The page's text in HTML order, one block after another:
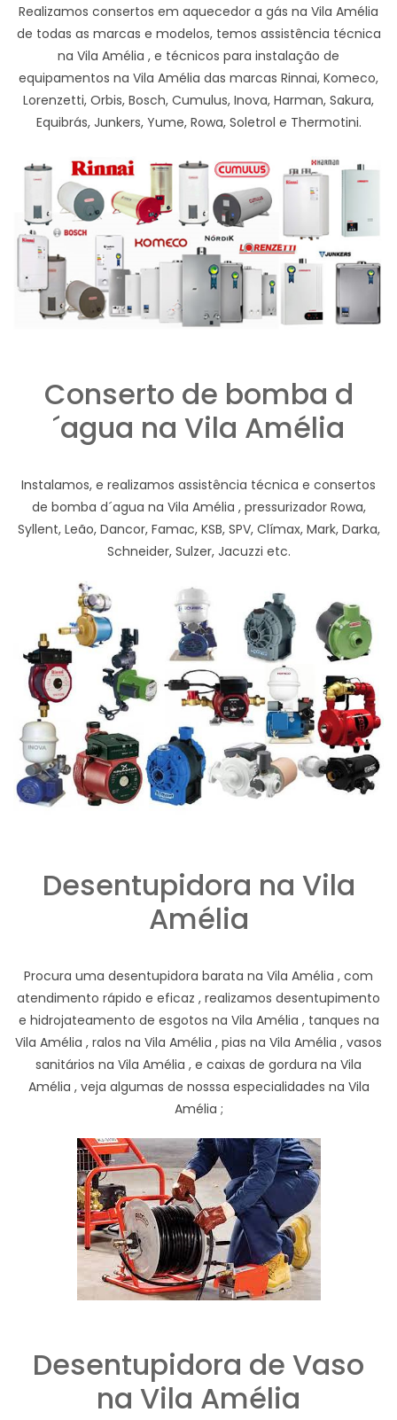
Realizamos consertos em aquecedor a gás na Vila Amélia
de todas as marcas e modelos, temos assistência técnica
na Vila Amélia , e técnicos para instalação de
equipamentos na Vila Amélia das marcas Rinnai, Komeco,
Lorenzetti, Orbis, Bosch, Cumulus, Inova, Harman, Sakura,
Equibrás, Junkers, Yume, Rowa, Soletrol e Thermotini.
Conserto de bomba d
´agua na Vila Amélia
Instalamos, e realizamos assistência técnica e consertos
de bomba d´agua na Vila Amélia , pressurizador Rowa,
Syllent, Leão, Dancor, Famac, KSB, SPV, Clímax, Mark, Darka,
Schneider, Sulzer, Jacuzzi etc.
Desentupidora na Vila
Amélia
Procura uma desentupidora barata na Vila Amélia , com
atendimento rápido e eficaz , realizamos desentupimento
e hidrojateamento de esgotos na Vila Amélia , tanques na
Vila Amélia , ralos na Vila Amélia , pias na Vila Amélia , vasos
sanitários na Vila Amélia , e caixas de gordura na Vila
Amélia , veja algumas de nosssa especialidades na Vila
Amélia ;
Desentupidora de Vaso
na Vila Amélia